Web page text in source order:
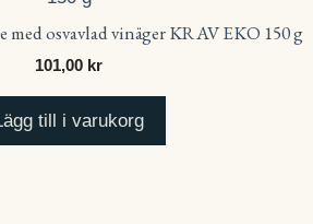
med osvavlad vinäger KRAV EKO 150 g
101,00 kr
till i varukorg